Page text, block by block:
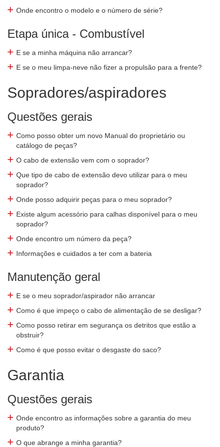
Onde encontro o modelo e o número de série?
Etapa única - Combustível
E se a minha máquina não arrancar?
E se o meu limpa-neve não fizer a propulsão para a frente?
Sopradores/aspiradores
Questões gerais
Como posso obter um novo Manual do proprietário ou
catálogo de peças?
O cabo de extensão vem com o soprador?
Que tipo de cabo de extensão devo utilizar para o meu
soprador?
Onde posso adquirir peças para o meu soprador?
Existe algum acessório para calhas disponível para o meu
soprador?
Onde encontro um número da peça?
Informações e cuidados a ter com a bateria
Manutenção geral
E se o meu soprador/aspirador não arrancar
Como é que impeço o cabo de alimentação de se desligar?
Como posso retirar em segurança os detritos que estão a
obstruir?
Como é que posso evitar o desgaste do saco?
Garantia
Questões gerais
Onde encontro as informações sobre a garantia do meu
produto?
O que abrange a minha garantia?